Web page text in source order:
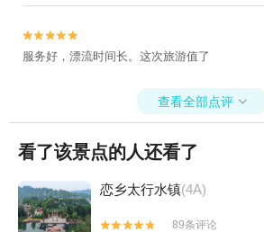


服务好，漂流时间长。这次旅游值了
查看全部点评 
看了该景点的人还看了
恋乡太行水镇(4A)


89条评论